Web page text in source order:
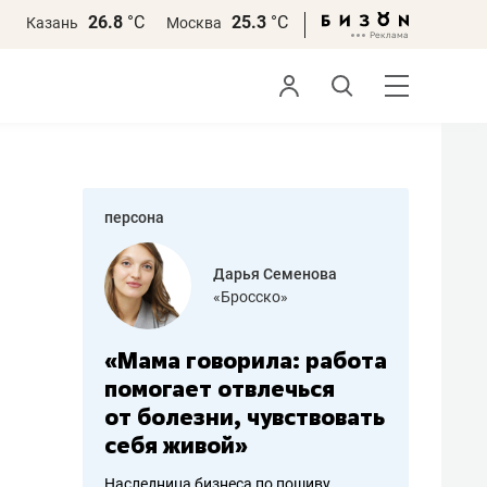
Казань 26.8 °С Москва 25.3 °С
персона
Дарья Семенова
«Бросско»
«Мама говорила: работа
помогает отвлечься
от болезни, чувствовать
себя живой»